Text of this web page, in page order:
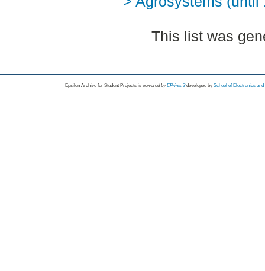
This list was
Epsilon Archive for Student Projects is powored byEPrints 3 developed by School of Electronics